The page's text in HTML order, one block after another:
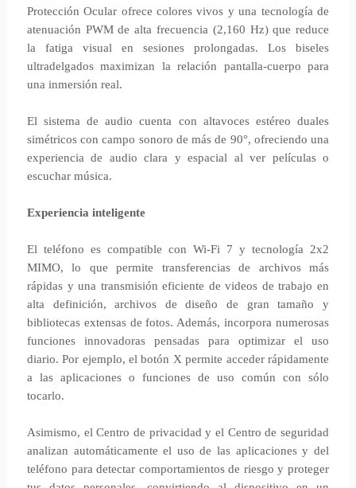
Protección Ocular ofrece colores vivos y una tecnología de
atenuación PWM de alta frecuencia (2,160 Hz) que reduce
la fatiga visual en sesiones prolongadas. Los biseles
ultradelgados maximizan la relación pantalla-cuerpo para
una inmersión real.
El sistema de audio cuenta con altavoces estéreo duales
simétricos con campo sonoro de más de 90°, ofreciendo una
experiencia de audio clara y espacial al ver películas o
escuchar música.
Experiencia inteligente
El teléfono es compatible con Wi-Fi 7 y tecnología 2x2
MIMO, lo que permite transferencias de archivos más
rápidas y una transmisión eficiente de videos de trabajo en
alta definición, archivos de diseño de gran tamaño y
bibliotecas extensas de fotos. Además, incorpora numerosas
funciones innovadoras pensadas para optimizar el uso
diario. Por ejemplo, el botón X permite acceder rápidamente
a las aplicaciones o funciones de uso común con sólo
tocarlo.
Asimismo, el Centro de privacidad y el Centro de seguridad
analizan automáticamente el uso de las aplicaciones y del
teléfono para detectar comportamientos de riesgo y proteger